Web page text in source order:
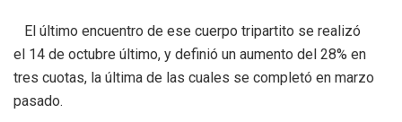
El último encuentro de ese cuerpo tripartito se realizó
el 14 de octubre último, y definió un aumento del 28% en
tres cuotas, la última de las cuales se completó en marzo
pasado.